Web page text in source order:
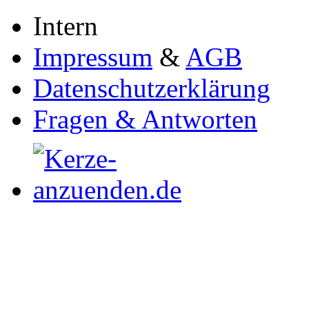
Intern
Impressum & AGB
Datenschutzerklärung
Fragen & Antworten